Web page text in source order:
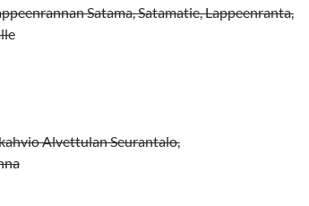
Satama, Satamatie, Lappeenranta,
Alvettulan Seurantalo,